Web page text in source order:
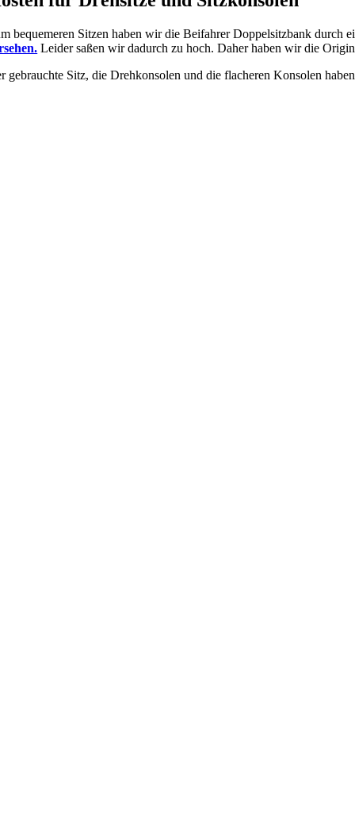
bequemeren Sitzen haben wir die Beifahrer Doppelsitzbank durch
Leider saßen wir dadurch zu hoch. Daher haben wir die
gebrauchte Sitz, die Drehkonsolen und die flacheren Konsolen